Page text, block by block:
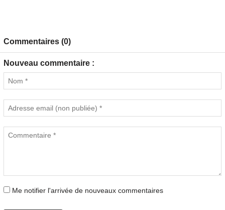
Commentaires (0)
Nouveau commentaire :
Me notifier l'arrivée de nouveaux commentaires